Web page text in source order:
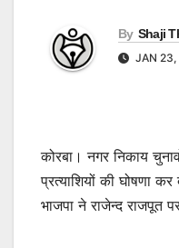
By Shaji
JAN 23,
कोरबा। नगर निकाय
प्रत्याशियों की घोषणा
भाजपा ने राजेन्द राजपूत